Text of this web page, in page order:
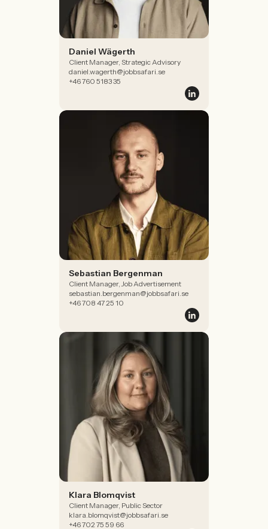
Daniel Wägerth
Client Manager, Strategic Advisory
daniel.wagerth@jobbsafari.se
+46 760 5183 35
Sebastian Bergenman
Client Manager, Job Advertisement
sebastian.bergenman@jobbsafari.se
+46 708 47 25 10
Klara Blomqvist
Client Manager, Public Sector
klara.blomqvist@jobbsafari.se
+46 702 75 59 66